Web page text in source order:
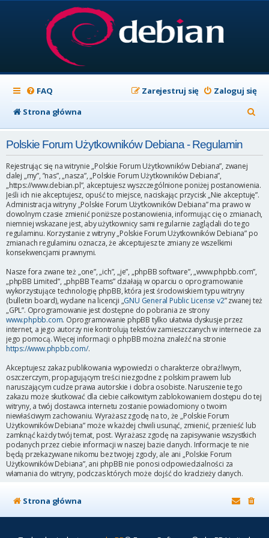
FAQ Zaloguj się
Zarejestruj się
Strona główna
z
j
Polskie Forum Użytkowników Debiana - Regulamin
Rejestrując się na witrynie „Polskie Forum Użytkowników Debiana”, zwanej
dalej „my”, ”nas”, „nasza”, „Polskie Forum Użytkowników Debiana”,
„https://www.debian.pl”, akceptujesz wyszczególnione poniżej postanowienia.
Jeśli ich nie akceptujesz, opuść to miejsce, naciskając przycisk „Nie akceptuję”.
Administracja witryny „Polskie Forum Użytkowników Debiana” ma prawo w
dowolnym czasie zmienić poniższe postanowienia, informując cię o zmianach,
niemniej wskazane jest, aby użytkownicy sami regularnie zaglądali do tego
regulaminu. Korzystanie z witryny „Polskie Forum Użytkowników Debiana” po
zmianach regulaminu oznacza, że akceptujesz te zmiany ze wszelkimi
konsekwencjami prawnymi.
Nasze fora zwane też „one”, „ich”, „je”, „phpBB software”, „www.phpbb.com”,
„phpBB Limited”, „phpBB Teams” działają w oparciu o oprogramowanie
wykorzystujące technologię phpBB, która jest środowiskiem typu witryny
(bulletin board), wydane na licencji „GNU General Public License v2” zwanej też
„GPL”. Oprogramowanie jest dostępne do pobrania ze strony
www.phpbb.com. Oprogramowanie phpBB tylko ułatwia dyskusje przez
internet, a jego autorzy nie kontrolują tekstów zamieszczanych w internecie za
jego pomocą. Więcej informacji o phpBB można znaleźć na stronie
https://www.phpbb.com/.
Akceptujesz zakaz publikowania wypowiedzi o charakterze obraźliwym,
oszczerczym, propagującym treści niezgodne z polskim prawem lub
naruszającym cudze prawa autorskie i dobra osobiste. Naruszenie tego
zakazu może skutkować dla ciebie całkowitym zablokowaniem dostępu do tej
witryny, a twój dostawca internetu zostanie powiadomiony o twoim
niewłaściwym zachowaniu. Wyrażasz zgodę na to, że „Polskie Forum
Użytkowników Debiana” może w każdej chwili usunąć, zmienić, przenieść lub
zamknąć każdy twój temat, post. Wyrażasz zgodę na zapisywanie wszystkich
podanych przez ciebie informacji w naszej bazie danych. Informacje te nie
będą przekazywane nikomu bez twojej zgody, ale ani „Polskie Forum
Użytkowników Debiana”, ani phpBB nie ponosi odpowiedzialności za
włamania do witryny, podczas których może dojść do kradzieży danych.
Strona główna